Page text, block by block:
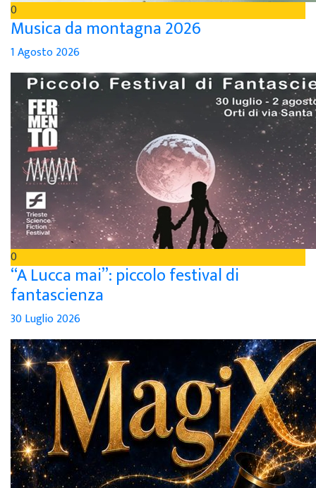
0
Musica da montagna 2026
1 Agosto 2026
0
“A Lucca mai”: piccolo festival di
fantascienza
30 Luglio 2026